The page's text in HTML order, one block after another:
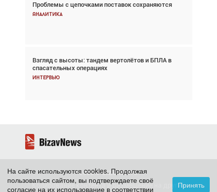
Проблемы с цепочками поставок сохраняются
Аналитика
Взгляд с высоты: тандем вертолётов и БПЛА в
спасательных операциях
Интервью
Впервые с 2024 года глобальный трафик
снижается три недели подряд
Частный самолёт – это актив. Подходите к
покупке соответствующим образом
Интервью
2026 ©BizavNews
Копирование контента и размещение на других
На сайте используются cookies. Продолжая
пользоваться сайтом, вы подтверждаете своё
согласие на их использование в соответствии
Принять